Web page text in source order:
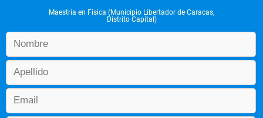
Maestria en Física (Municipio Libertador de Caracas,
Distrito Capital)